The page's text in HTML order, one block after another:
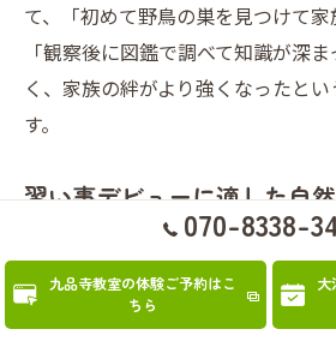
て、「初めて野鳥の巣を見つけて家
「観察後に図鑑で調べて知識が深
く、家族の絆がより強くなったと
す。
習い事デビューに適した自
習い事デビューとして自然観察を選
例を知っておくことでイメージが
本市中央区や山鹿市では、河川敷や
070-8338-
九品寺教室の体験ご予約はこ
ちら
大